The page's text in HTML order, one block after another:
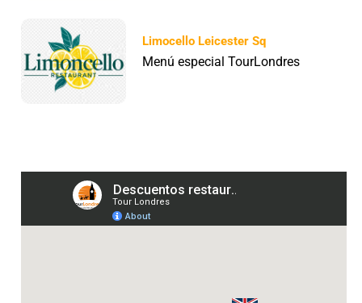
Limocello Leicester Sq
Menú especial TourLondres